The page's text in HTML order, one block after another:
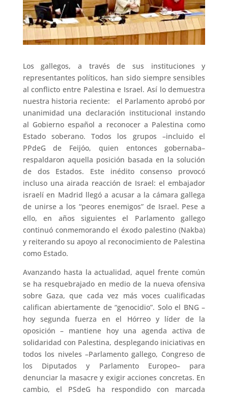
Los gallegos, a través de sus instituciones y
representantes políticos, han sido siempre sensibles
al conflicto entre Palestina e Israel. Así lo demuestra
nuestra historia reciente: el Parlamento aprobó por
unanimidad una declaración institucional instando
al Gobierno español a reconocer a Palestina como
Estado soberano. Todos los grupos –incluido el
PPdeG de Feijóo, quien entonces gobernaba–
respaldaron aquella posición basada en la solución
de dos Estados. Este inédito consenso provocó
incluso una airada reacción de Israel: el embajador
israelí en Madrid llegó a acusar a la cámara gallega
de unirse a los “peores enemigos” de Israel. Pese a
ello, en años siguientes el Parlamento gallego
continuó conmemorando el éxodo palestino (Nakba)
y reiterando su apoyo al reconocimiento de Palestina
como Estado.
Avanzando hasta la actualidad, aquel frente común
se ha resquebrajado en medio de la nueva ofensiva
sobre Gaza, que cada vez más voces cualificadas
califican abiertamente de “genocidio”. Solo el BNG –
hoy segunda fuerza en el Hórreo y líder de la
oposición – mantiene hoy una agenda activa de
solidaridad con Palestina, desplegando iniciativas en
todos los niveles –Parlamento gallego, Congreso de
los Diputados y Parlamento Europeo– para
denunciar la masacre y exigir acciones concretas. En
cambio, el PSdeG ha respondido con marcada